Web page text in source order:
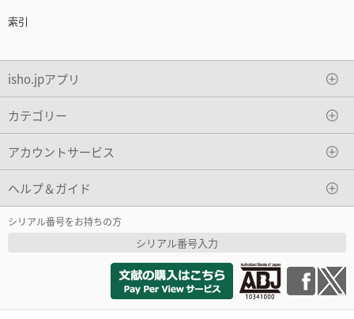
索引
isho.jpアプリ
カテゴリー
アカウントサービス
ヘルプ＆ガイド
シリアル番号をお持ちの方
シリアル番号入力